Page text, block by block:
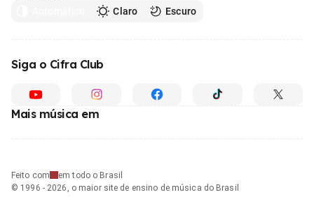
Claro Escuro
Siga o Cifra Club
Mais música em
Feito com
em todo o Brasil
© 1996 - 2026, o maior site de ensino de música do Brasil